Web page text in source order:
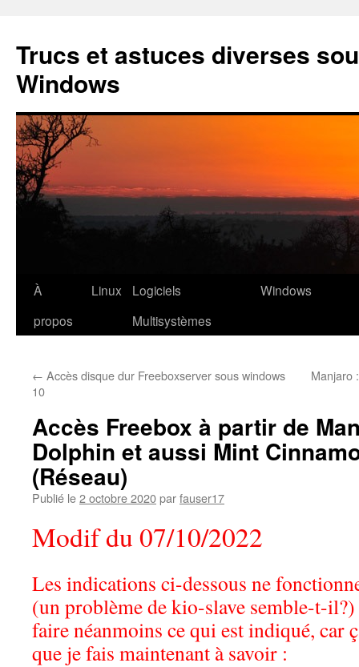
contenu
Trucs et astuces diverses
Windows
À
propos
Linux
Logiciels
Multisystèmes
Windows
← Accès disque dur Freeboxserver sous windows
10
Manjaro
Accès Freebox à partir de
Dolphin et aussi Mint
(Réseau)
Publié le2 octobre 2020parfauser17
Modif du 07/10/2022
Les indications ci-dessous ne
(un problème de kio-slave semble-t-
faire néanmoins ce qui est indiqué, car
que je fais maintenant à savoir :